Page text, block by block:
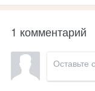
1 комментарий